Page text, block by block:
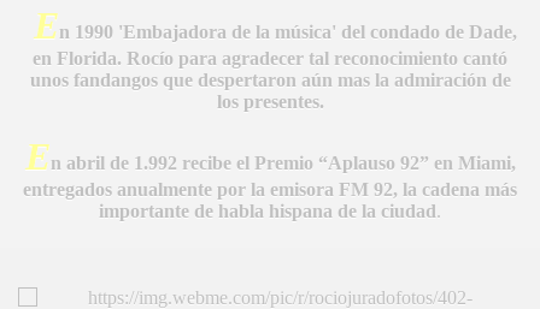
En 1990 'Embajadora de la música' del condado de Dade,
en Florida. Rocío para agradecer tal reconocimiento cantó
unos fandangos que despertaron aún mas la admiración de
los presentes.
En abril de 1.992 recibe el Premio “Aplauso 92” en Miami,
entregados anualmente por la emisora FM 92, la cadena más
importante de habla hispana de la ciudad.